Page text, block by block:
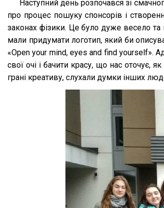
Наступний день розпочався зі
про процес пошуку спонсорів і
законах фізики. Це було дуже весело
мали придумати логотип, який би
«Open your mind, eyes and find yourself».
свої очі і бачити красу, що нас
грані креативу, слухали думки інших